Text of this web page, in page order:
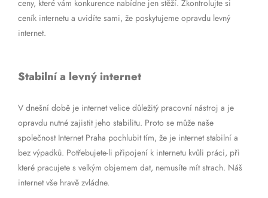
ceny, které vám konkurence nabídne jen stěží. Zkontrolujte si
ceník internetu a uvidíte sami, že poskytujeme opravdu levný
internet.
Stabilní a levný internet
V dnešní době je internet velice důležitý pracovní nástroj a je
opravdu nutné zajistit jeho stabilitu. Proto se může naše
společnost Internet Praha pochlubit tím, že je internet stabilní a
bez výpadků. Potřebujete-li připojení k internetu kvůli práci, při
které pracujete s velkým objemem dat, nemusíte mít strach. Náš
internet vše hravě zvládne.